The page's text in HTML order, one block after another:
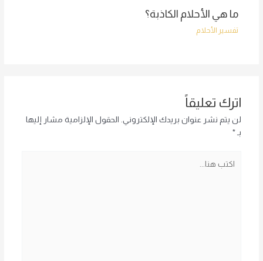
ما هي الأحلام الكاذبة؟
تفسير الأحلام
اترك تعليقاً
لن يتم نشر عنوان بريدك الإلكتروني.
الحقول الإلزامية مشار إليها
بـ *
هنا...